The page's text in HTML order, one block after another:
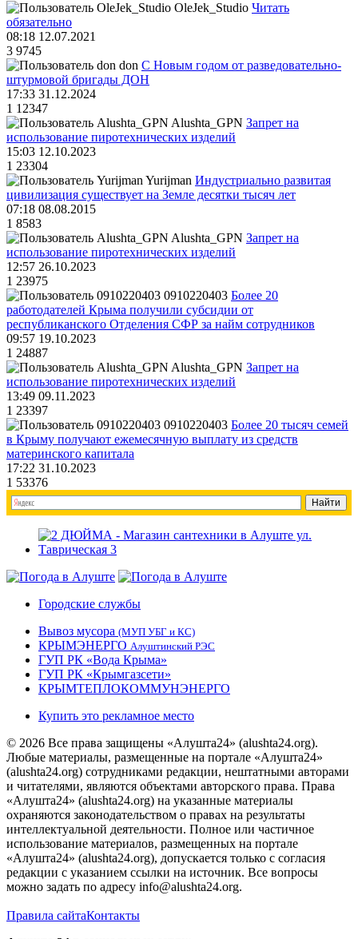
OleJek_Studio Читать
обязательно
08:18 12.07.2021
3 9745
don С Новым годом от разведовательно-
штурмовой бригады ДОН
17:33 31.12.2024
1 12347
Alushta_GPN Запрет на
использование пиротехнических изделий
15:03 12.10.2023
1 23304
Yurijman Индустриально развитая
цивилизация существует на Земле десятки тысяч лет
07:18 08.08.2015
1 8583
Alushta_GPN Запрет на
использование пиротехнических изделий
12:57 26.10.2023
1 23975
0910220403 Более 20
работодателей Крыма получили субсидии от
республиканского Отделения СФР за найм сотрудников
09:57 19.10.2023
1 24887
Alushta_GPN Запрет на
использование пиротехнических изделий
13:49 09.11.2023
1 23397
0910220403 Более 20 тысяч семей
в Крыму получают ежемесячную выплату из средств
материнского капитала
17:22 31.10.2023
1 53376
Городские службы
Вывоз мусора (МУП УБГ и КС)
КРЫМЭНЕРГО Алуштинский РЭС
ГУП РК «Вода Крыма»
ГУП РК «Крымгазсети»
КРЫМТЕПЛОКОММУНЭНЕРГО
Купить это рекламное место
© 2026 Все права защищены «Алушта24» (alushta24.org).
Любые материалы, размещенные на портале «Алушта24»
(alushta24.org) сотрудниками редакции, нештатными авторами
и читателями, являются объектами авторского права. Права
«Алушта24» (alushta24.org) на указанные материалы
охраняются законодательством о правах на результаты
интеллектуальной деятельности. Полное или частичное
использование материалов, размещенных на портале
«Алушта24» (alushta24.org), допускается только с согласия
редакции с указанием ссылки на источник. Все вопросы
можно задать по адресу info@alushta24.org.
Правила сайтаКонтакты